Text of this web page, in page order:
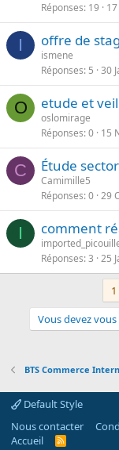
Réponses 19
I offre de
ismene
Réponses 5 30
O etude et
oslomirage
Réponses 0 15
C Étude
Camimille5
Réponses 0 29
I comment
Réponses 3 25
Vous devez
BTS Commerce
Default Style
Nous contacter
Accueil
R